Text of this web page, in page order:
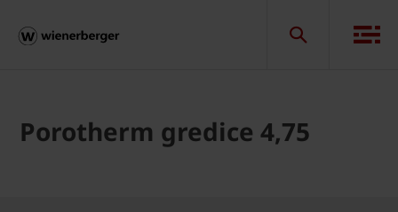
Porotherm gredice 4,75